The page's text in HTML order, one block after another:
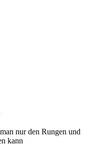
nur den Rungen und
kann